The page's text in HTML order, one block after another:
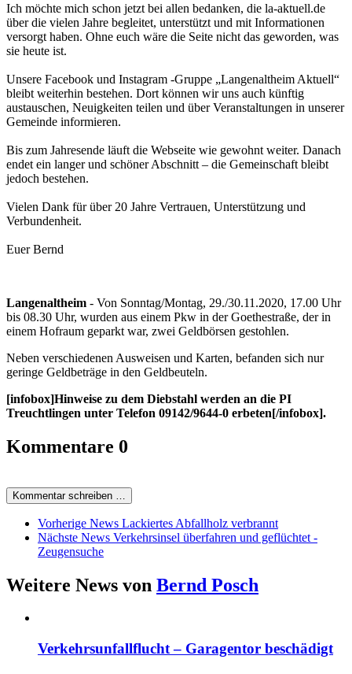
Ich möchte mich schon jetzt bei allen bedanken, die la-aktuell.de
über die vielen Jahre begleitet, unterstützt und mit Informationen
versorgt haben. Ohne euch wäre die Seite nicht das geworden, was
sie heute ist.
Unsere Facebook und Instagram -Gruppe „Langenaltheim Aktuell“
bleibt weiterhin bestehen. Dort können wir uns auch künftig
austauschen, Neuigkeiten teilen und über Veranstaltungen in unserer
Gemeinde informieren.
Bis zum Jahresende läuft die Webseite wie gewohnt weiter. Danach
endet ein langer und schöner Abschnitt – die Gemeinschaft bleibt
jedoch bestehen.
Vielen Dank für über 20 Jahre Vertrauen, Unterstützung und
Verbundenheit.
Euer Bernd
Langenaltheim - Von Sonntag/Montag, 29./30.11.2020, 17.00 Uhr
bis 08.30 Uhr, wurden aus einem Pkw in der Goethestraße, der in
einem Hofraum geparkt war, zwei Geldbörsen gestohlen.
Neben verschiedenen Ausweisen und Karten, befanden sich nur
geringe Geldbeträge in den Geldbeuteln.
[infobox]Hinweise zu dem Diebstahl werden an die PI
Treuchtlingen unter Telefon 09142/9644-0 erbeten[/infobox].
Kommentare 0
Kommentar schreiben …
Vorherige News Lackiertes Abfallholz verbrannt
Nächste News Verkehrsinsel überfahren und geflüchtet -
Zeugensuche
Weitere News von Bernd Posch
Verkehrsunfallflucht – Garagentor beschädigt